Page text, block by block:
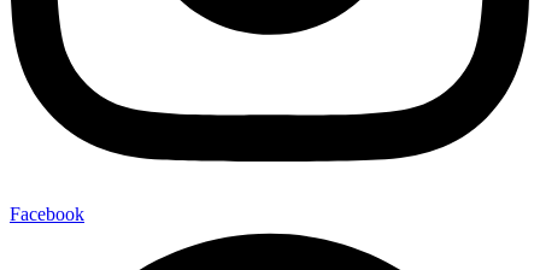
Facebook